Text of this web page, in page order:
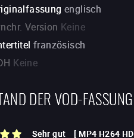
englisch
Version Keine
französisch
Keine
DER VOD-FASSUNG
Sehr gut [ MP4 H264 HD